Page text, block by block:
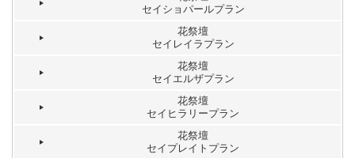
セイショパールプラン
花祭壇
セイレイラプラン
花祭壇
セイエルザプラン
花祭壇
セイヒラリープラン
花祭壇
セイプレイトプラン